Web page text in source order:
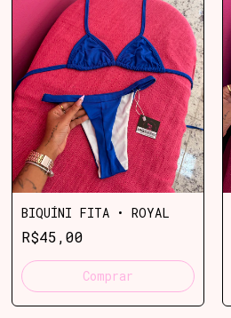
BIQUÍNI FITA • ROYAL
R$45,00
Comprar